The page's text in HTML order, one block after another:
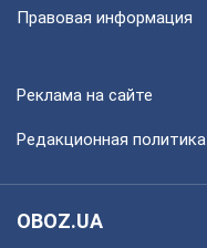
Правовая информация
Реклама на сайте
Редакционная политика
OBOZ.UA